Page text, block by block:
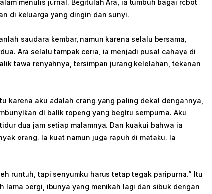
menulis jurnal. Begitulah Ara, ia tumbuh bagai robot
di keluarga yang dingin dan sunyi.
saudara kembar, namun karena selalu bersama,
Ara selalu tampak ceria, ia menjadi pusat cahaya di
tawa renyahnya, tersimpan jurang kelelahan, tekanan
karena aku adalah orang yang paling dekat dengannya,
di balik topeng yang begitu sempurna. Aku
dua jam setiap malamnya. Dan kuakui bahwa ia
orang. Ia kuat namun juga rapuh di mataku. Ia
runtuh, tapi senyumku harus tetap tegak paripurna.” Itu
lama pergi, ibunya yang menikah lagi dan sibuk dengan